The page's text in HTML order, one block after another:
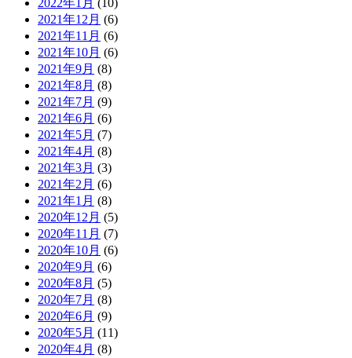
2022年1月 (10)
2021年12月 (6)
2021年11月 (6)
2021年10月 (6)
2021年9月 (8)
2021年8月 (8)
2021年7月 (9)
2021年6月 (6)
2021年5月 (7)
2021年4月 (8)
2021年3月 (3)
2021年2月 (6)
2021年1月 (8)
2020年12月 (5)
2020年11月 (7)
2020年10月 (6)
2020年9月 (6)
2020年8月 (5)
2020年7月 (8)
2020年6月 (9)
2020年5月 (11)
2020年4月 (8)